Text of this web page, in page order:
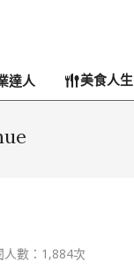
達人 美食人生
人數：1,884次